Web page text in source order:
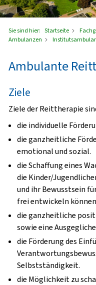
Sie sind hier: Startseite
Ambulanzen
Ambulante
Ziele
Ziele der Reittherapie
die individuelle
die ganzheitliche
emotional und sozial.
die Schaffung eines
die Kinder/
und ihr Bewusstsein
frei entwickeln können
die ganzheitliche
sowie eine
die Förderung des
Selbstständigkeit.
die Möglichkeit zu